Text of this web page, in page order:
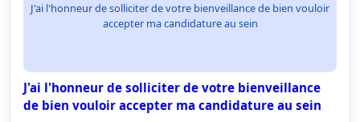
J'ai l'honneur de solliciter de votre bienveillance de bien vouloir
accepter ma candidature au sein
J'ai l'honneur de solliciter de votre bienveillance
de bien vouloir accepter ma candidature au sein